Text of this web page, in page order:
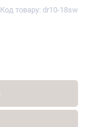
Код товару: dr10-18sw